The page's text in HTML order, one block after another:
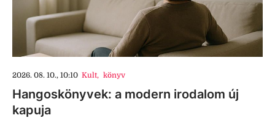
2026. 08. 10., 10:10 Kult, könyv
Hangoskönyvek: a modern irodalom új
kapuja